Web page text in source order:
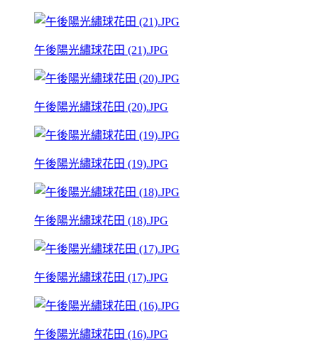
午後陽光繡球花田 (21).JPG
午後陽光繡球花田 (20).JPG
午後陽光繡球花田 (19).JPG
午後陽光繡球花田 (18).JPG
午後陽光繡球花田 (17).JPG
午後陽光繡球花田 (16).JPG